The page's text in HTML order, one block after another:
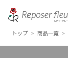
トップ > 商品一覧 >